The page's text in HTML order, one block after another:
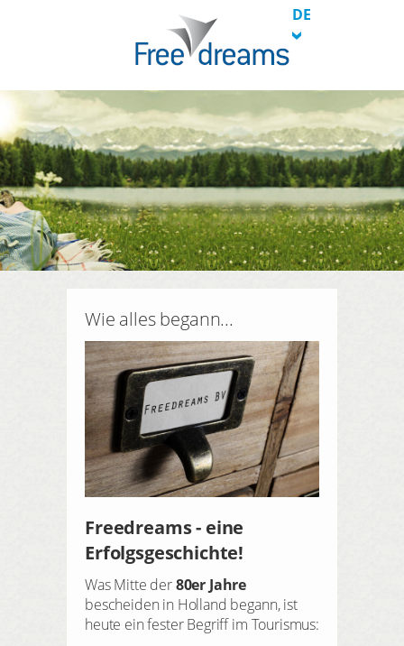
DE
Wie alles begann...
Freedreams - eine
Erfolgsgeschichte!
Was Mitte der80er Jahre
bescheiden in Holland begann, ist
heute ein fester Begriff im Tourismus: